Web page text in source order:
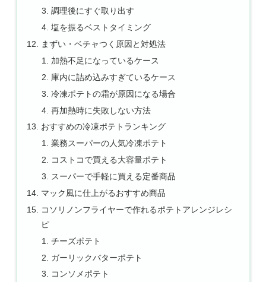
調理後にすぐ取り出す
塩を振るベストタイミング
まずい・ベチャつく原因と対処法
加熱不足になっているケース
庫内に詰め込みすぎているケース
冷凍ポテトの霜が原因になる場合
再加熱時に失敗しない方法
おすすめの冷凍ポテトランキング
業務スーパーの人気冷凍ポテト
コストコで買える大容量ポテト
スーパーで手軽に買える定番商品
マック風に仕上がるおすすめ商品
コソリノンフライヤーで作れるポテトアレンジレシ
ピ
チーズポテト
ガーリックバターポテト
コンソメポテト